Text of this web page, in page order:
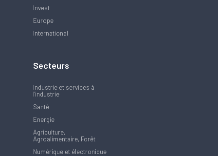
Invest
Europe
International
Secteurs
Industrie et services à
l'industrie
Santé
Energie
Agriculture,
Agroalimentaire, Forêt
Numérique et électronique